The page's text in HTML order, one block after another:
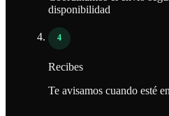
disponibilidad
4
Recibes
Te avisamos cuando esté